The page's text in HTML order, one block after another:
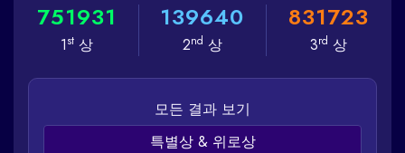
751931
1st상
139640
2nd 상
831723
3rd 상
모든 결과 보기
특별상 & 위로상